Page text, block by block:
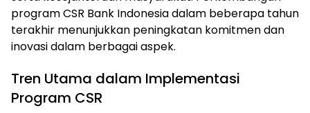
program CSR Bank Indonesia dalam beberapa tahun
terakhir menunjukkan peningkatan komitmen dan
inovasi dalam berbagai aspek.
Tren Utama dalam Implementasi
Program CSR